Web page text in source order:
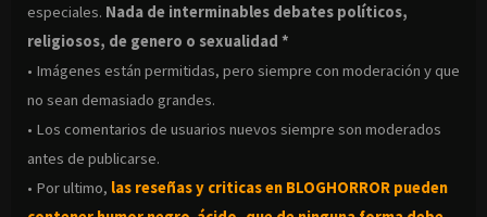
especiales. Nada de interminables debates políticos,
religiosos, de genero o sexualidad *
• Imágenes están permitidas, pero siempre con moderación y que
no sean demasiado grandes.
• Los comentarios de usuarios nuevos siempre son moderados
antes de publicarse.
• Por ultimo, las reseñas y criticas en BLOGHORROR pueden